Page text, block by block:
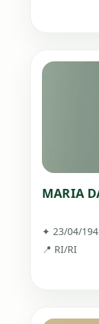
MARIA
✦ 23/04/
📍 RI/RI